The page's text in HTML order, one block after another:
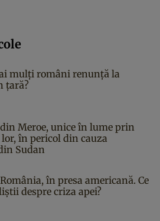
mulți români renunță la
țară?
Meroe, unice în lume prin
în pericol din cauza
Sudan
în presa americană. Ce
despre criza apei?